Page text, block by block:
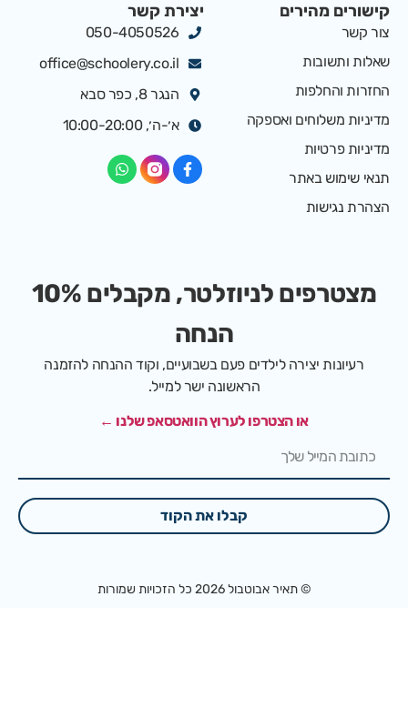
קישורים מהירים
צור קשר
שאלות ותשובות
החזרות והחלפות
מדיניות משלוחים ואספקה
מדיניות פרטיות
תנאי שימוש באתר
הצהרת נגישות
יצירת קשר
050-4050526
office@schoolery.co.il
הנגר 8, כפר סבא
א׳-ה׳, 10:00-20:00
מצטרפים לניוזלטר, מקבלים 10%
הנחה
רעיונות יצירה לילדים פעם בשבועיים, וקוד ההנחה להזמנה
הראשונה ישר למייל.
או הצטרפו לערוץ הוואטסאפ שלנו ←
קבלו את הקוד
© תאיר אבוטבול 2026 כל הזכויות שמורות